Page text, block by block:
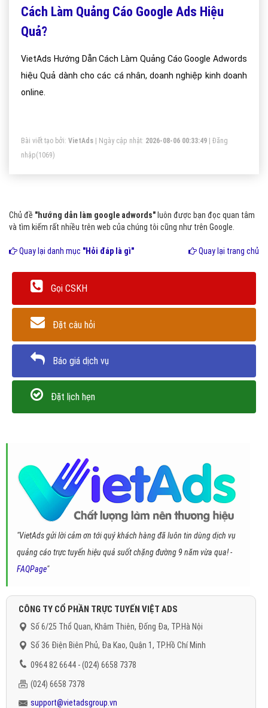
Cách Làm Quảng Cáo Google Ads Hiệu
Quả?
VietAds Hướng Dẫn Cách Làm Quảng Cáo Google Adwords
hiệu Quả dành cho các cá nhân, doanh nghiệp kinh doanh
online.
Bài viết tạo bởi: VietAds | Ngày cập nhật: 2026-08-06 00:33:49
Đăng
nhập(1069)
Chủ đề "hướng dẫn làm google adwords" luôn được bạn đọc quan tâm
và tìm kiếm rất nhiều trên web của chúng tôi cũng như trên Google.
Quay lại danh mục "Hỏi đáp là gì" Quay lại trang chủ
Gọi CSKH
Đặt câu hỏi
Báo giá dịch vụ
Đặt lịch hẹn
"VietAds gửi lời cảm ơn tới quý khách hàng đã luôn tin dùng dịch vụ
quảng cáo trực tuyến hiệu quả suốt chặng đường 9 năm vừa qua! -
FAQPage"
CÔNG TY CỔ PHẦN TRỰC TUYẾN VIỆT ADS
Số 6/25 Thổ Quan, Khâm Thiên, Đống Đa, TP.Hà Nội
Số 36 Điện Biên Phủ, Đa Kao, Quận 1, TP.Hồ Chí Minh
0964 82 6644 - (024) 6658 7378
(024) 6658 7378
support@vietadsgroup.vn